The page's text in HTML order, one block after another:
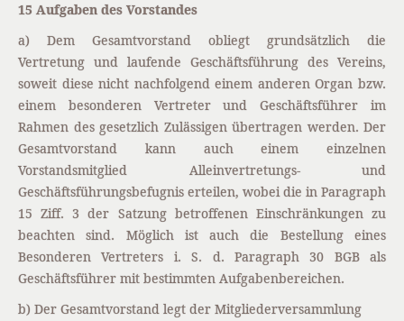
15 Aufgaben des Vorstandes
a) Dem Gesamtvorstand obliegt grundsätzlich die
Vertretung und laufende Geschäftsführung des Vereins,
soweit diese nicht nachfolgend einem anderen Organ bzw.
einem besonderen Vertreter und Geschäftsführer im
Rahmen des gesetzlich Zulässigen übertragen werden. Der
Gesamtvorstand kann auch einem einzelnen
Vorstandsmitglied Alleinvertretungs- und
Geschäftsführungsbefugnis erteilen, wobei die in Paragraph
15 Ziff. 3 der Satzung betroffenen Einschränkungen zu
beachten sind. Möglich ist auch die Bestellung eines
Besonderen Vertreters i. S. d. Paragraph 30 BGB als
Geschäftsführer mit bestimmten Aufgabenbereichen.
b) Der Gesamtvorstand legt der Mitgliederversammlung